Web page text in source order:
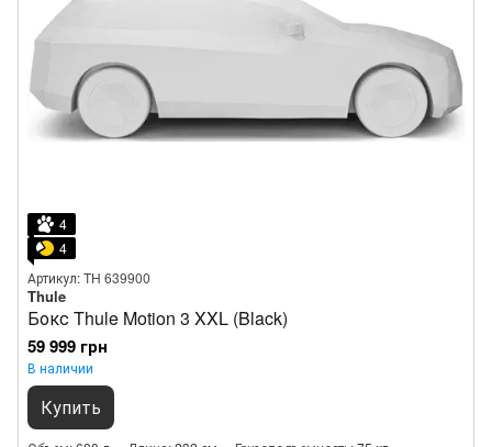
4
4
Артикул: TH 639900
Thule
Бокс Thule Motion 3 XXL (Black)
59 999 грн
В наличии
Купить